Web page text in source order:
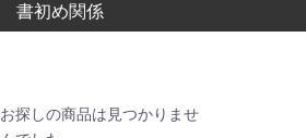
書初め関係
お探しの商品は見つかりませ